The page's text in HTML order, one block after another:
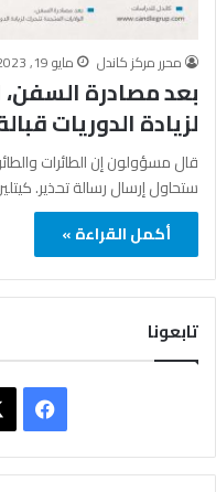
محرر مركز كاندل مايو 19, 2023
بعد مصادرة السفن،
لزيادة الدوريات
قال مسؤولون إن الطائرات
ستحاول إرسال رسالة تحذير.
أكمل القراءة »
تابعونا
ي